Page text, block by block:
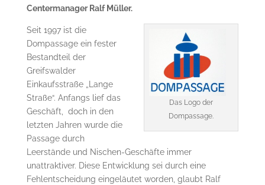
Centermanager Ralf Müller.
Das Logo der
Dompassage.
Seit 1997 ist die
Dompassage ein fester
Bestandteil der
Greifswalder
Einkaufsstraße „Lange
Straße“. Anfangs lief das
Geschäft, doch in den
letzten Jahren wurde die
Passage durch
Leerstände und Nischen-Geschäfte immer
unattraktiver. Diese Entwicklung sei durch eine
Fehlentscheidung eingeläutet worden, glaubt Ralf